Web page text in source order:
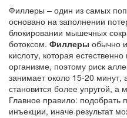
Филлеры – один из самых
основано на заполнении
блокировании мышечных
ботоксом. Филлеры обычно
кислоту, которая
организме, поэтому риск
занимает около 15‑20
становится более упругой,
Главное правило:
инъекции, иначе результат